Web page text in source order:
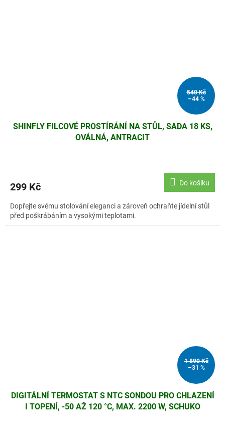
540 Kč
–44 %
SHINFLY FILCOVÉ PROSTÍRÁNÍ NA STŮL, SADA 18 KS,
OVÁLNÁ, ANTRACIT
299 Kč Do košíku
Dopřejte svému stolování eleganci a zároveň ochraňte jídelní stůl
před poškrábáním a vysokými teplotami.
1 890 Kč
–31 %
DIGITÁLNÍ TERMOSTAT S NTC SONDOU PRO CHLAZENÍ
I TOPENÍ, -50 AŽ 120 °C, MAX. 2200 W, SCHUKO